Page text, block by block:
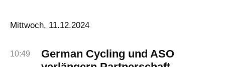
Mittwoch, 11.12.2024
10:49
German Cycling und ASO